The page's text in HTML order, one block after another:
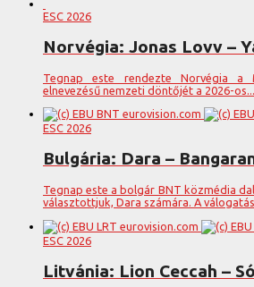
ESC 2026
Norvégia: Jonas Lovv –
Tegnap este rendezte Norvégia a
elnevezésű nemzeti döntőjét a 2026-os...
ESC 2026
Bulgária: Dara –
Tegnap este a bolgár BNT közmédia
választottjuk, Dara számára. A
ESC 2026
Litvánia: Lion Ceccah –